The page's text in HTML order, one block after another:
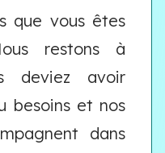
que vous êtes
restons à
deviez avoir
besoins et nos
dans